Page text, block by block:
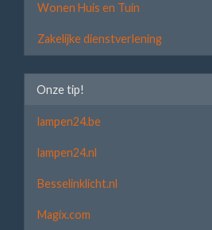
Wonen Huis en Tuin
Zakelijke dienstverlening
Onze tip!
lampen24.be
lampen24.nl
Besselinklicht.nl
Magix.com